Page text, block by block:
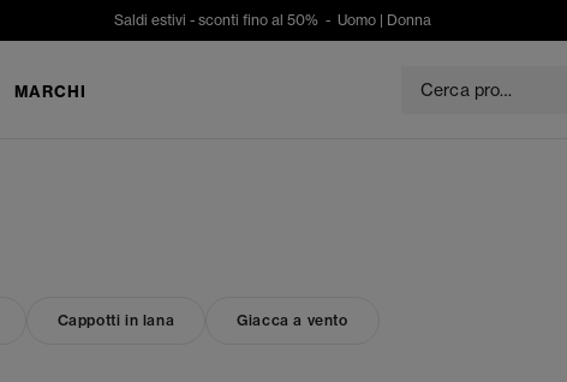
Saldi estivi - sconti fino al 50% - Uomo | Donna
MARCHI
Cappotti in lana Giacca a vento